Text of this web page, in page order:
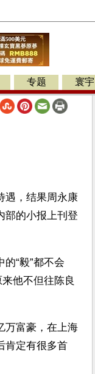
专题 寰宇
遇，结果周永康
部的小报上刊登
“毅”都不会
他不但往陈良
万富豪，在上海
肯定有很多首